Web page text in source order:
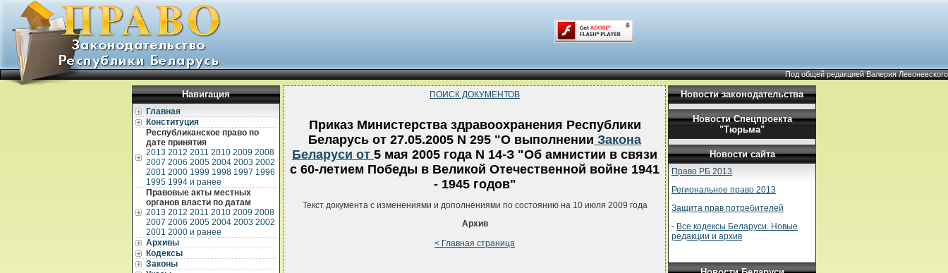
Под общей редакцией Валерия Левоневского
Навигация
Главная
Конституция
Республиканское право по
дате принятия
2013 2012 2011 2010 2009 2008
2007 2006 2005 2004 2003 2002
2001 2000 1999 1998 1997 1996
1995 1994 и ранее
Правовые акты местных
органов власти по датам
2013 2012 2011 2010 2009 2008
2007 2006 2005 2004 2003 2002
2001 2000 и ранее
Архивы
Кодексы
Законы
ПОИСК ДОКУМЕНТОВ
Приказ Министерства здравоохранения Республики
Беларусь от 27.05.2005 N 295 "О выполнении Закона
Беларуси от 5 мая 2005 года N 14-З "Об амнистии в связи
с 60-летием Победы в Великой Отечественной войне 1941
- 1945 годов"
Текст документа с изменениями и дополнениями по состоянию на 10 июля 2009 года
Архив
< Главная страница
Новости законодательства
Новости Спецпроекта
"Тюрьма"
Новости сайта
Право РБ 2013
Региональное право 2013
Защита прав потребителей
- Все кодексы Беларуси. Новые
редакции и архив